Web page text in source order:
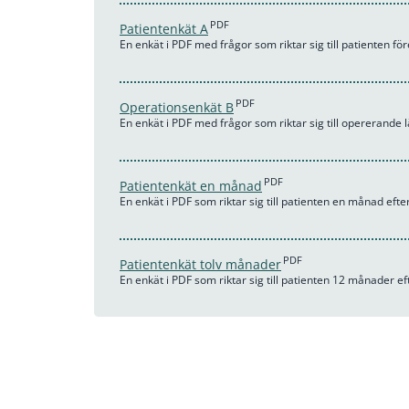
Patientenkät A PDF
En enkät i PDF med frågor som riktar sig till patienten
Operationsenkät B PDF
En enkät i PDF med frågor som riktar sig till opererande
Patientenkät en månad PDF
En enkät i PDF som riktar sig till patienten en månad
Patientenkät tolv månader PDF
En enkät i PDF som riktar sig till patienten 12 månader